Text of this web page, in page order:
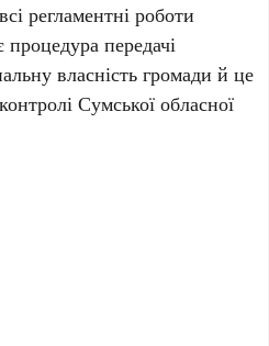
регламентні роботи
процедура передачі
власність громади й це
Сумської обласної